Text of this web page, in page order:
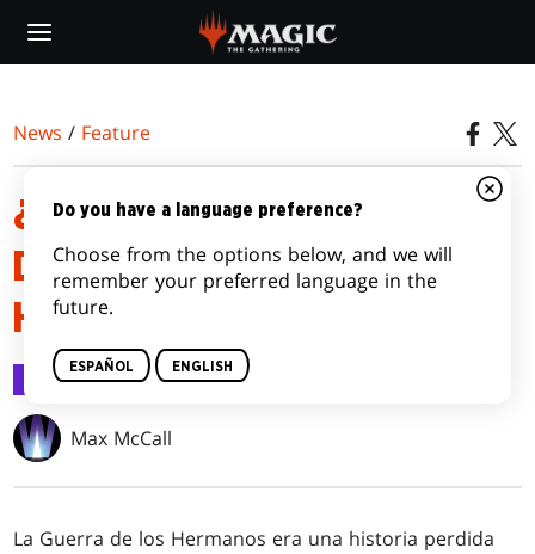
main
News / Feature
¿QUÉ CONTIENEN LOS SOBRES
DE LA GUERRA DE LOS
HERMANOS?
Feature 27 oct 2022
Max McCall
La Guerra de los Hermanos era una historia perdida
Do you have a language preference?
Choose from the options below, and we will
remember your preferred language in the
future.
ESPAÑOL ENGLISH